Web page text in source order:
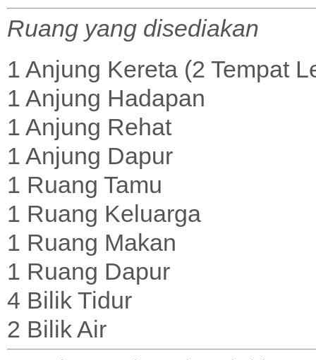
Ruang yang disediakan
1 Anjung Kereta (2 Tempat
1 Anjung Hadapan
1 Anjung Rehat
1 Anjung Dapur
1 Ruang Tamu
1 Ruang Keluarga
1 Ruang Makan
1 Ruang Dapur
4 Bilik Tidur
2 Bilik Air